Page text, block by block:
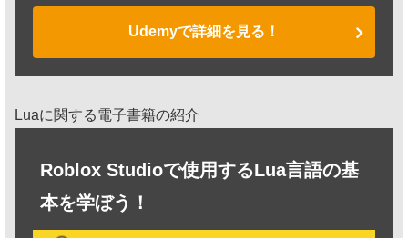
Udemyで詳細を見る！
Luaに関する電子書籍の紹介
Roblox Studioで使用するLua言語の基
本を学ぼう！